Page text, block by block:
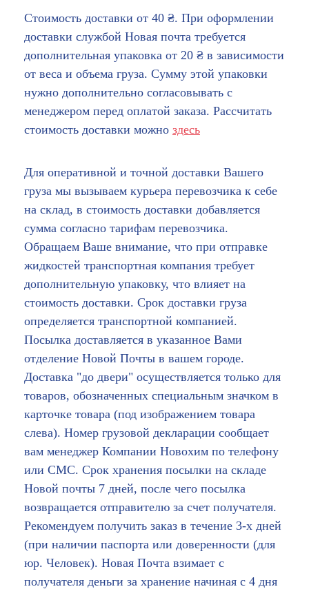
Стоимость доставки от 40 ₴. При оформлении
доставки службой Новая почта требуется
дополнительная упаковка от 20 ₴ в зависимости
от веса и объема груза. Сумму этой упаковки
нужно дополнительно согласовывать с
менеджером перед оплатой заказа. Рассчитать
стоимость доставки можно здесь
Для оперативной и точной доставки Вашего
груза мы вызываем курьера перевозчика к себе
на склад, в стоимость доставки добавляется
сумма согласно тарифам перевозчика.
Обращаем Ваше внимание, что при отправке
жидкостей транспортная компания требует
дополнительную упаковку, что влияет на
стоимость доставки. Срок доставки груза
определяется транспортной компанией.
Посылка доставляется в указанное Вами
отделение Новой Почты в вашем городе.
Доставка "до двери" осуществляется только для
товаров, обозначенных специальным значком в
карточке товара (под изображением товара
слева). Номер грузовой декларации сообщает
вам менеджер Компании Новохим по телефону
или СМС. Срок хранения посылки на складе
Новой почты 7 дней, после чего посылка
возвращается отправителю за счет получателя.
Рекомендуем получить заказ в течение 3-х дней
(при наличии паспорта или доверенности (для
юр. Человек). Новая Почта взимает с
получателя деньги за хранение начиная с 4 дня